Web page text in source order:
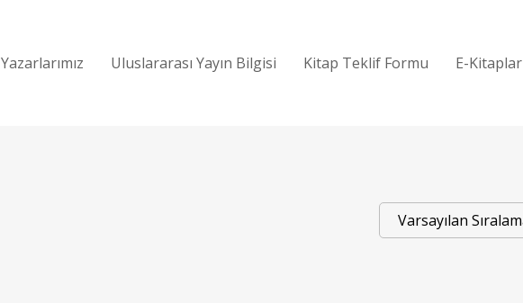
Yazarlarımız Uluslararası Yayın Bilgisi Kitap Teklif Formu E-Kitaplar